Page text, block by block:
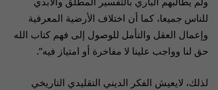
للناس جميعا، كما أن اختلاف الأرضية المعرفية
وإعمال العقل والتأمل للوصول إلى فهم كتاب الله
حق لنا وواجب علينا لا مفاخرة أو امتياز فيه”.
لذلك، لايعيش الفكر الديني التقليدي التاريخي